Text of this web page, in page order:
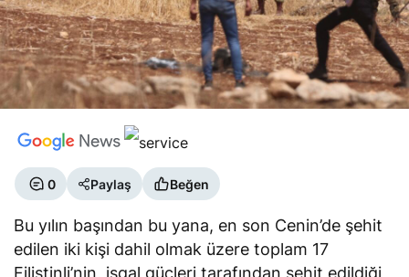
0 Paylaş Beğen
Bu yılın başından bu yana, en son Cenin’de şehit
edilen iki kişi dahil olmak üzere toplam 17
Filistinli’nin, işgal güçleri tarafından şehit edildiği